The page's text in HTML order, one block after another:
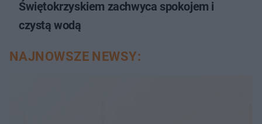
Świętokrzyskiem zachwyca spokojem i
czystą wodą
NAJNOWSZE NEWSY: